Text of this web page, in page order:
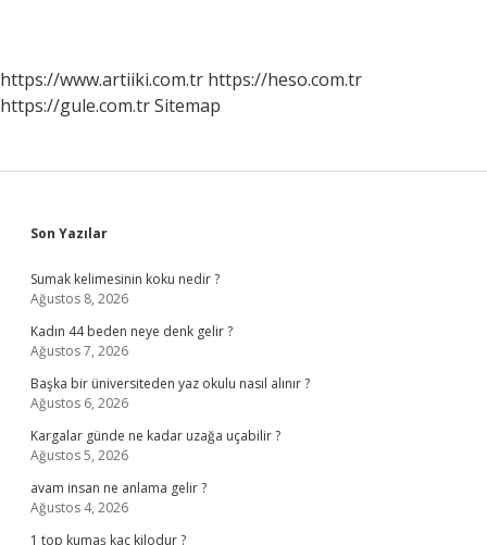
https://www.artiiki.com.tr https://heso.com.tr
https://gule.com.trSitemap
Sidebar
Son Yazılar
Sumak kelimesinin koku nedir ?
Ağustos 8, 2026
Kadın 44 beden neye denk gelir ?
Ağustos 7, 2026
Başka bir üniversiteden yaz okulu nasıl alınır ?
Ağustos 6, 2026
Kargalar günde ne kadar uzağa uçabilir ?
Ağustos 5, 2026
avam insan ne anlama gelir ?
Ağustos 4, 2026
1 top kumaş kaç kilodur ?